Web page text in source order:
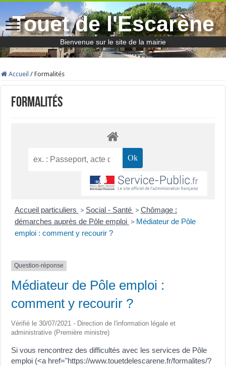
Touet de l'Escarène
Bienvenue sur le site de la mairie
Accueil / Formalités
Formalités
Accueil particuliers > Social - Santé > Chômage :
démarches auprès de Pôle emploi > Médiateur de Pôle
emploi : comment y recourir ?
Question-réponse
Médiateur de Pôle emploi :
comment y recourir ?
Vérifié le 30/07/2021 - Direction de l'information légale et
administrative (Première ministre)
Si vous rencontrez des difficultés avec les services de Pôle
emploi (<a href="https://www.touetdelescarene.fr/formalites/?